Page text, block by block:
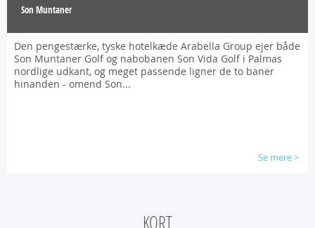
Son Muntaner
Den pengestærke, tyske hotelkæde Arabella Group ejer både
Son Muntaner Golf og nabobanen Son Vida Golf i Palmas
nordlige udkant, og meget passende ligner de to baner
hinanden - omend Son...
Se mere>
KORT